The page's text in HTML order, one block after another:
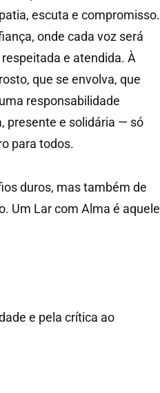
escuta e compromisso.
onde cada voz será
e atendida. À
que se envolva, que
responsabilidade
presente e solidária — só
para todos.
duros, mas também de
Um Lar com Alma é aquele
e pela crítica ao